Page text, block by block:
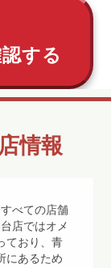
する
情報
べての店舗
店ではオメ
ており、青
にあるため